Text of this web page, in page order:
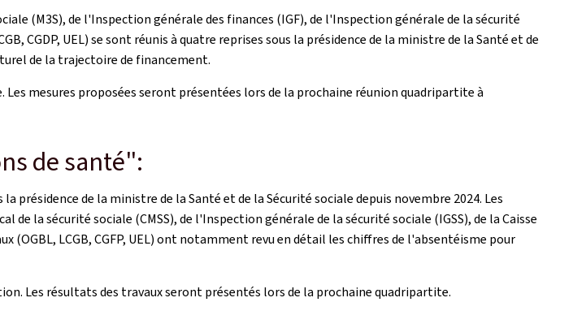
(M3S), de l'Inspection générale des finances (IGF), de l'Inspection générale de la sécurité
CGDP, UEL) se sont réunis à quatre reprises sous la présidence de la ministre de la Santé et de
de la trajectoire de financement.
mesures proposées seront présentées lors de la prochaine réunion quadripartite à
de santé":
présidence de la ministre de la Santé et de la Sécurité sociale depuis novembre 2024. Les
la sécurité sociale (CMSS), de l'Inspection générale de la sécurité sociale (IGSS), de la Caisse
(OGBL, LCGB, CGFP, UEL) ont notamment revu en détail les chiffres de l'absentéisme pour
Les résultats des travaux seront présentés lors de la prochaine quadripartite.